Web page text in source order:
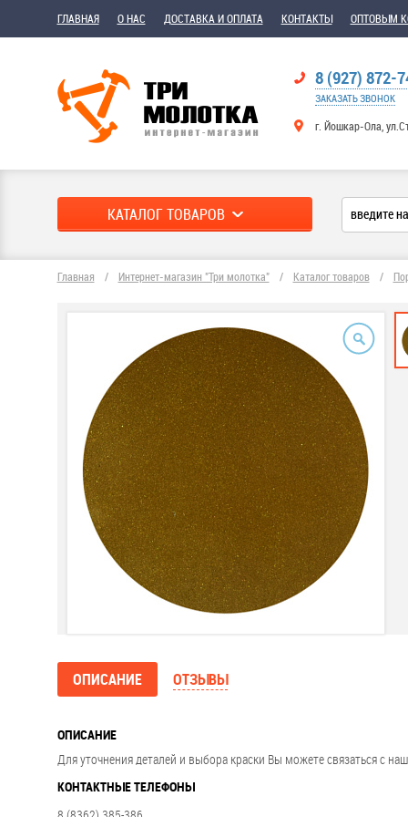
ГЛАВНАЯ О НАС ДОСТАВКА И ОПЛАТА КОНТАКТЫ ОПТОВЫМ
8 (927) 872-
ЗАКАЗАТЬ ЗВОНОК
г. Йошкар-Ола,
КАТАЛОГ ТОВАРОВ
Главная / Интернет-магазин "Три молотка" / Каталог товаров /
ОПИСАНИЕ ОТЗЫВЫ
ОПИСАНИЕ
Для уточнения деталей и выбора краски Вы можете связаться с
КОНТАКТНЫЕ ТЕЛЕФОНЫ